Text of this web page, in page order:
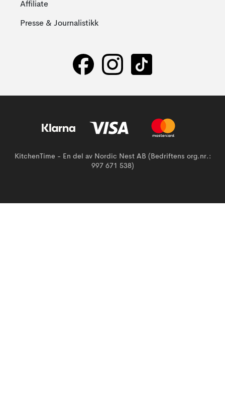
Affiliate
Presse & Journalistikk
KitchenTime - En del av Nordic Nest AB (Bedriftens org.nr.:
997 671 538)